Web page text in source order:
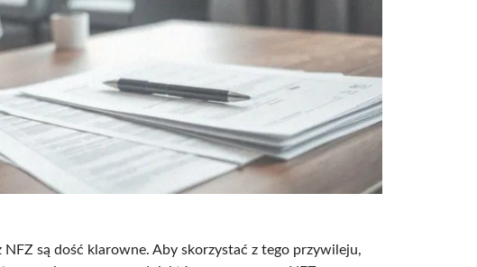
są dość klarowne. Aby skorzystać z tego przywileju,